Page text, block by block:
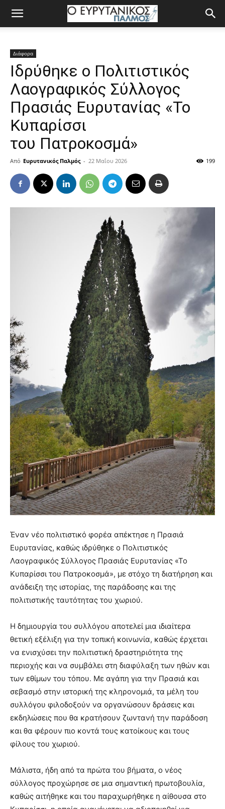
Διάφορα
Ιδρύθηκε ο Πολιτιστικός
Λαογραφικός Σύλλογος
Πρασιάς Ευρυτανίας «Το
Κυπαρίσσι
του Πατροκοσμά»
Από Ευρυτανικός Παλμός - 22 Μαΐου 2026 199
Έναν νέο πολιτιστικό φορέα απέκτησε η Πρασιά
Ευρυτανίας, καθώς ιδρύθηκε ο Πολιτιστικός
Λαογραφικός Σύλλογος Πρασιάς Ευρυτανίας «Το
Κυπαρίσσι του Πατροκοσμά», με στόχο τη διατήρηση και
ανάδειξη της ιστορίας, της παράδοσης και της
πολιτιστικής ταυτότητας του χωριού.
Η δημιουργία του συλλόγου αποτελεί μια ιδιαίτερα
θετική εξέλιξη για την τοπική κοινωνία, καθώς έρχεται
να ενισχύσει την πολιτιστική δραστηριότητα της
περιοχής και να συμβάλει στη διαφύλαξη των ηθών και
των εθίμων του τόπου. Με αγάπη για την Πρασιά και
σεβασμό στην ιστορική της κληρονομιά, τα μέλη του
συλλόγου φιλοδοξούν να οργανώσουν δράσεις και
εκδηλώσεις που θα κρατήσουν ζωντανή την παράδοση
και θα φέρουν πιο κοντά τους κατοίκους και τους
φίλους του χωριού.
Μάλιστα, ήδη από τα πρώτα του βήματα, ο νέος
σύλλογος προχώρησε σε μια σημαντική πρωτοβουλία,
καθώς αιτήθηκε και του παραχωρήθηκε η αίθουσα στο